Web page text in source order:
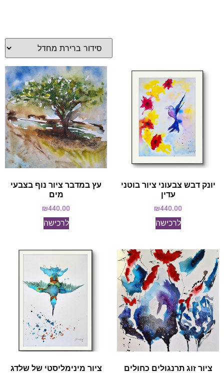
יונק דבש צבעוני ציור בוטני
עדין
₪440.00
לרכישה
עץ במדבר ציור נוף בצבעי
מים
₪440.00
לרכישה
ציור זוג תרנגולים כחולים
ציור מינימליסטי של שלדג